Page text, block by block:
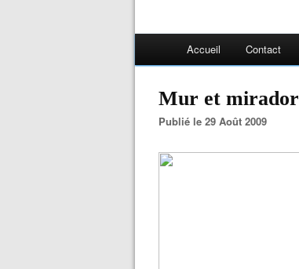
Accueil Contact
Mur et mirador
Publié le 29 Août 2009